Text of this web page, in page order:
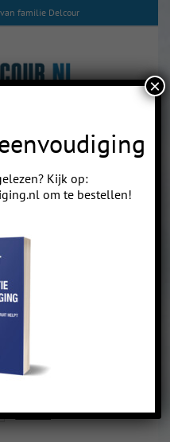
familie Delcour
toegang wilt, app of mail
Kijk op:
om te bestellen!
×